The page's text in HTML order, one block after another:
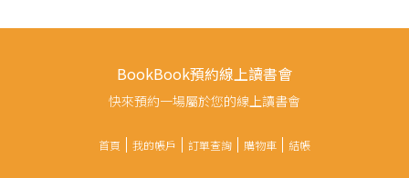
BookBook預約線上讀書會
快來預約一場屬於您的線上讀書會
首頁 我的帳戶 訂單查詢 購物車 結帳